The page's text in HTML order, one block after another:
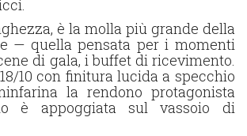
è la molla più grande della
— quella pensata per i momenti
di gala, i buffet di ricevimento.
10 con finitura lucida a specchio
la rendono protagonista
è appoggiata sul vassoio di